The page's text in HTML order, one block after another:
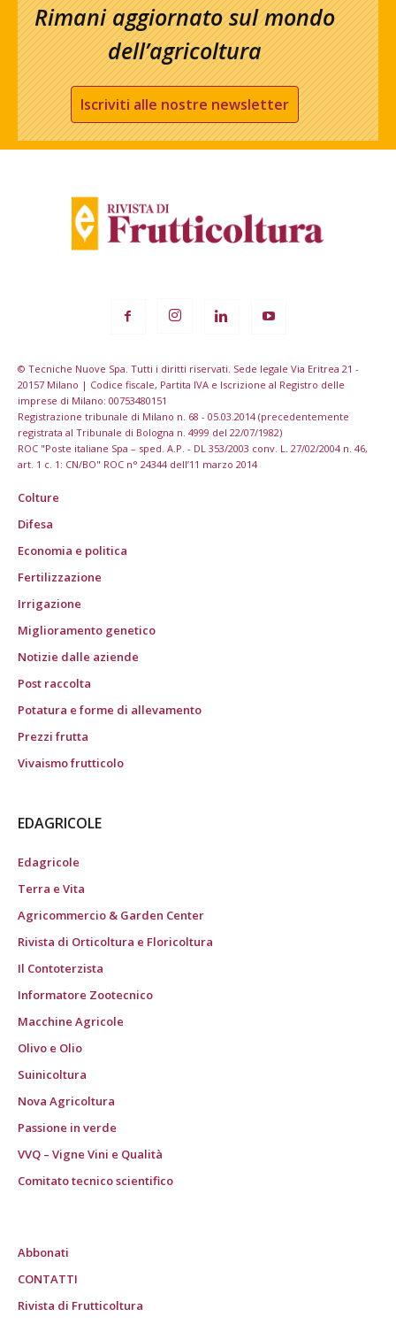
Rimani aggiornato sul mondo
dell’agricoltura
Iscriviti alle nostre newsletter
© Tecniche Nuove Spa. Tutti i diritti riservati. Sede legale Via Eritrea 21 -
20157 Milano | Codice fiscale, Partita IVA e Iscrizione al Registro delle
imprese di Milano: 00753480151
Registrazione tribunale di Milano n. 68 - 05.03.2014 (precedentemente
registrata al Tribunale di Bologna n. 4999 del 22/07/1982)
ROC "Poste italiane Spa – sped. A.P. - DL 353/2003 conv. L. 27/02/2004 n. 46,
art. 1 c. 1: CN/BO" ROC n° 24344 dell’11 marzo 2014
Colture
Difesa
Economia e politica
Fertilizzazione
Irrigazione
Miglioramento genetico
Notizie dalle aziende
Post raccolta
Potatura e forme di allevamento
Prezzi frutta
Vivaismo frutticolo
EDAGRICOLE
Edagricole
Terra e Vita
Agricommercio & Garden Center
Rivista di Orticoltura e Floricoltura
Il Contoterzista
Informatore Zootecnico
Macchine Agricole
Olivo e Olio
Suinicoltura
Nova Agricoltura
Passione in verde
VVQ – Vigne Vini e Qualità
Comitato tecnico scientifico
Abbonati
CONTATTI
Rivista di Frutticoltura